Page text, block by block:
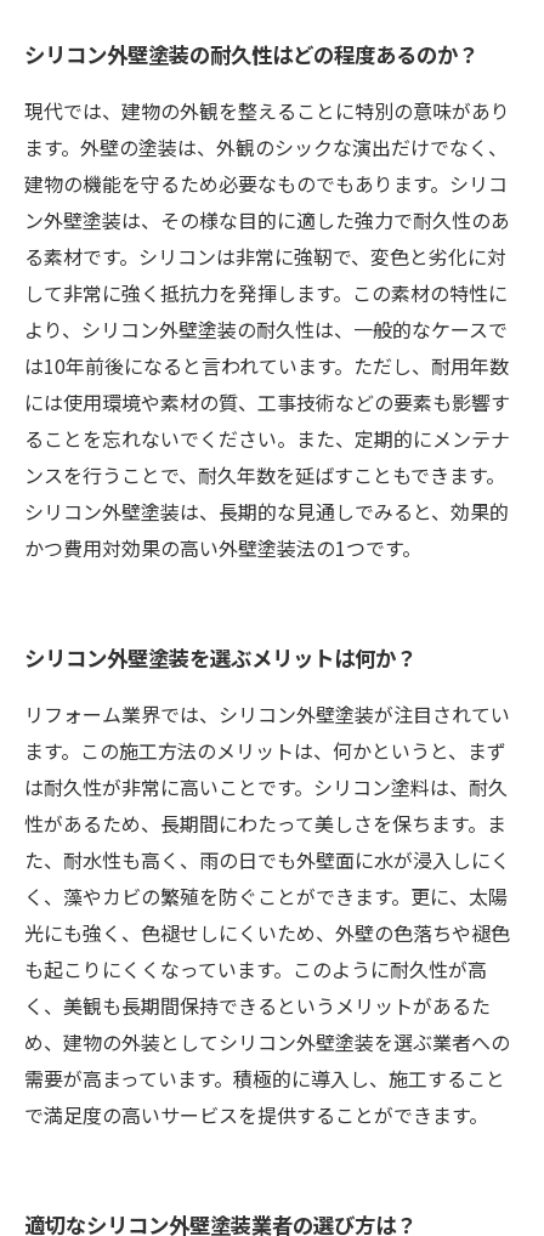
シリコン外壁塗装の耐久性はどの程度あるのか？
現代では、建物の外観を整えることに特別の意味があり
ます。外壁の塗装は、外観のシックな演出だけでなく、
建物の機能を守るため必要なものでもあります。シリコ
ン外壁塗装は、その様な目的に適した強力で耐久性のあ
る素材です。シリコンは非常に強靭で、変色と劣化に対
して非常に強く抵抗力を発揮します。この素材の特性に
より、シリコン外壁塗装の耐久性は、一般的なケースで
は10年前後になると言われています。ただし、耐用年数
には使用環境や素材の質、工事技術などの要素も影響す
ることを忘れないでください。また、定期的にメンテナ
ンスを行うことで、耐久年数を延ばすこともできます。
シリコン外壁塗装は、長期的な見通しでみると、効果的
かつ費用対効果の高い外壁塗装法の1つです。
シリコン外壁塗装を選ぶメリットは何か？
リフォーム業界では、シリコン外壁塗装が注目されてい
ます。この施工方法のメリットは、何かというと、まず
は耐久性が非常に高いことです。シリコン塗料は、耐久
性があるため、長期間にわたって美しさを保ちます。ま
た、耐水性も高く、雨の日でも外壁面に水が浸入しにく
く、藻やカビの繁殖を防ぐことができます。更に、太陽
光にも強く、色褪せしにくいため、外壁の色落ちや褪色
も起こりにくくなっています。このように耐久性が高
く、美観も長期間保持できるというメリットがあるた
め、建物の外装としてシリコン外壁塗装を選ぶ業者への
需要が高まっています。積極的に導入し、施工すること
で満足度の高いサービスを提供することができます。
適切なシリコン外壁塗装業者の選び方は？